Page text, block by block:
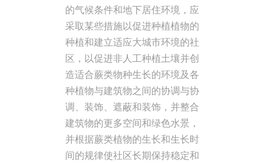
的气候条件和地下居住环境，应
采取某些措施以促进种植植物的
种植和建立适应大城市环境的社
区，以促进非人工种植土壤并创
造适合蕨类物种生长的环境及各
种植物与建筑物之间的协调与协
调、装饰、遮蔽和装饰，并整合
建筑物的更多空间和绿色水景，
并根据蕨类植物的生长和生长时
间的规律使社区长期保持稳定和